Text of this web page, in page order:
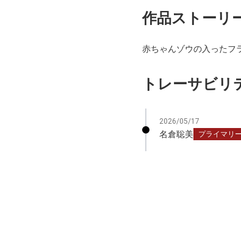
作品ストーリ
赤ちゃんゾウの入ったフ
トレーサビリ
2026/05/17
名倉聡美 プライマリー